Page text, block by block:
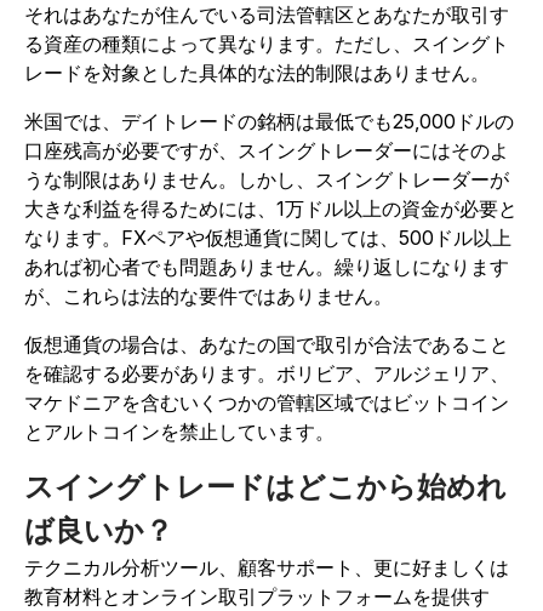
それはあなたが住んでいる司法管轄区とあなたが取引す
る資産の種類によって異なります。ただし、スイングト
レードを対象とした具体的な法的制限はありません。
米国では、デイトレードの銘柄は最低でも25,000ドルの
口座残高が必要ですが、スイングトレーダーにはそのよ
うな制限はありません。しかし、スイングトレーダーが
大きな利益を得るためには、1万ドル以上の資金が必要と
なります。FXペアや仮想通貨に関しては、500ドル以上
あれば初心者でも問題ありません。繰り返しになります
が、これらは法的な要件ではありません。
仮想通貨の場合は、あなたの国で取引が合法であること
を確認する必要があります。ボリビア、アルジェリア、
マケドニアを含むいくつかの管轄区域ではビットコイン
とアルトコインを禁止しています。
スイングトレードはどこから始めれ
ば良いか？
テクニカル分析ツール、顧客サポート、更に好ましくは
教育材料とオンライン取引プラットフォームを提供す